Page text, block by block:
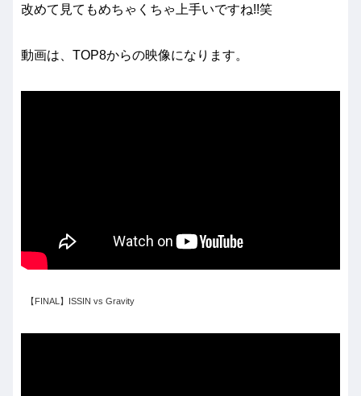
改めて見てもめちゃくちゃ上手いですね!!笑
動画は、TOP8からの映像になります。
【FINAL】ISSIN vs Gravity